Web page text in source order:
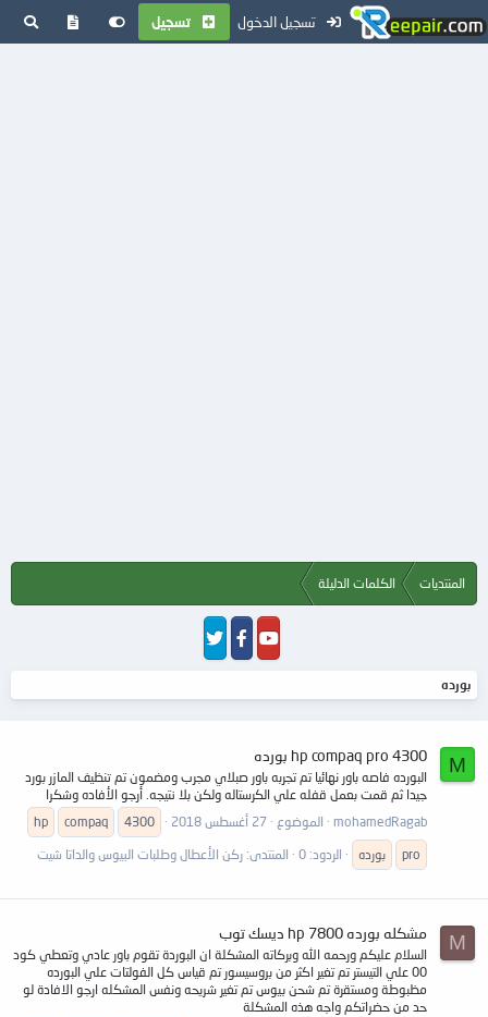
تسجيل الدخول تسجيل
المنتديات الكلمات الدليلة
بورده
M hp compaq pro 4300 بورده
البورده فاصه باور نهائيا تم تجربه باور صبلاي مجرب ومضمون تم تنظيف المازر بورد
جيدا ثم قمت بعمل قفله علي الكرستاله ولكن بلا نتيجه. أرجو الأفاده وشكرا
mohamedRagab
الموضوع 27 أغسطس 2018 4300
compaq
hp
pro
بورده الردود: 0 المنتدى: ركن الأعطال وطلبات البيوس والداتا شيت
M مشكله بورده hp 7800 ديسك توب
السلام عليكم ورحمه الله وبركاته المشكلة ان البوردة تقوم باور عادي وتعطي كود
00 علي التيستر تم تغير اكثر من بروسيسور تم قياس كل الفولتات علي البورده
مظبوطة ومستقرة تم شحن بيوس تم تغير شريحه ونفس المشكله ارجو الافادة لو
حد من حضراتكم واجه هذه المشكلة